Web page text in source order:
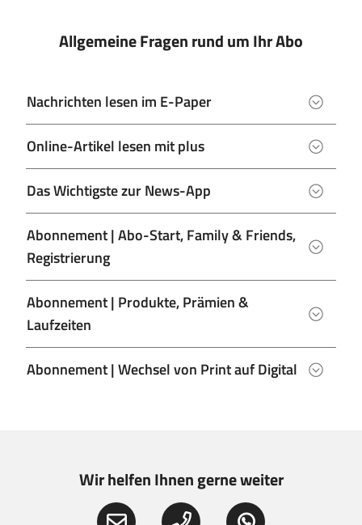
Allgemeine Fragen rund um Ihr Abo
Nachrichten lesen im E-Paper
Online-Artikel lesen mit plus
Das Wichtigste zur News-App
Abonnement | Abo-Start, Family & Friends,
Registrierung
Abonnement | Produkte, Prämien &
Laufzeiten
Abonnement | Wechsel von Print auf Digital
Wir helfen Ihnen gerne weiter